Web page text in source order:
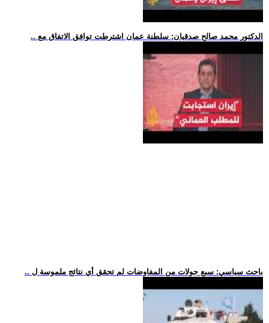
.. الدكتور محمد صالح صدقيان: سلطنة عمان اشترطت توافق الاتفاق مع
.. باحث سياسي: سبع جولات من المفاوضات لم تحقق أي نتائج ملموسة ل